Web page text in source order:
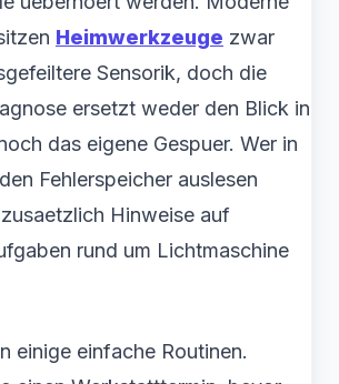
Heimwerkzeuge zwar
Sensorik, doch die
ersetzt weder den Blick in
das eigene Gespuer. Wer in
Fehlerspeicher auslesen
Hinweise auf
rund um Lichtmaschine
einige einfache Routinen.